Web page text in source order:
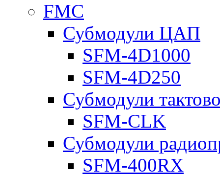
FMC
Субмодули ЦАП
SFM-4D1000
SFM-4D250
Субмодули
SFM-CLK
Субмодули
SFM-400RX